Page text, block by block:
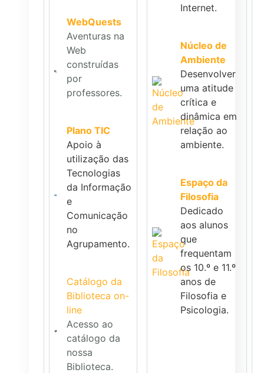
WebQuests
Aventuras na
Web
construídas
por
professores.
Plano TIC
Apoio à
utilização das
Tecnologias
da Informação
e
Comunicação
no
Agrupamento.
Catálogo da
Biblioteca on-
line
Acesso ao
catálogo da
nossa
Biblioteca.
Internet.
Núcleo de
Ambiente
Desenvolver
uma atitude
crítica e
dinâmica em
relação ao
ambiente.
Espaço da
Filosofia
Dedicado
aos alunos
que
frequentam
os 10.º e 11.º
anos de
Filosofia e
Psicologia.